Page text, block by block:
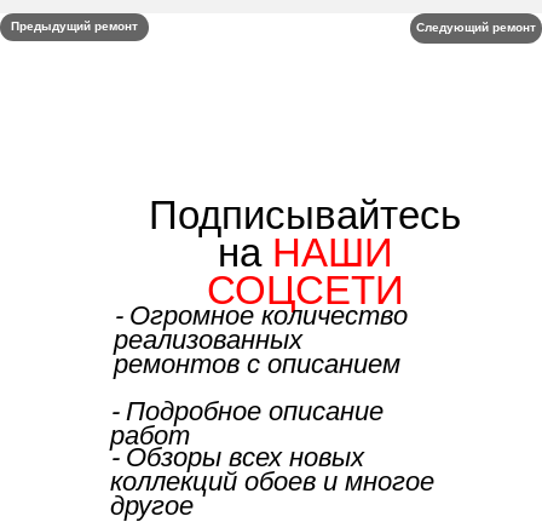
Предыдущий ремонт Следующий ремонт
Подписывайтесь
на НАШИ
СОЦСЕТИ
⁃ Обзоры всех новых
коллекций обоев и многое
другое
⁃ Подробное описание
работ
⁃ Огромное количество
реализованных
ремонтов с описанием